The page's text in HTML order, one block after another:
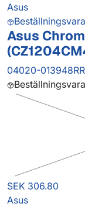
Asus
Beställningsvara
Asus
04020-013948RR
Beställningsvara
SEK 306.80
Asus